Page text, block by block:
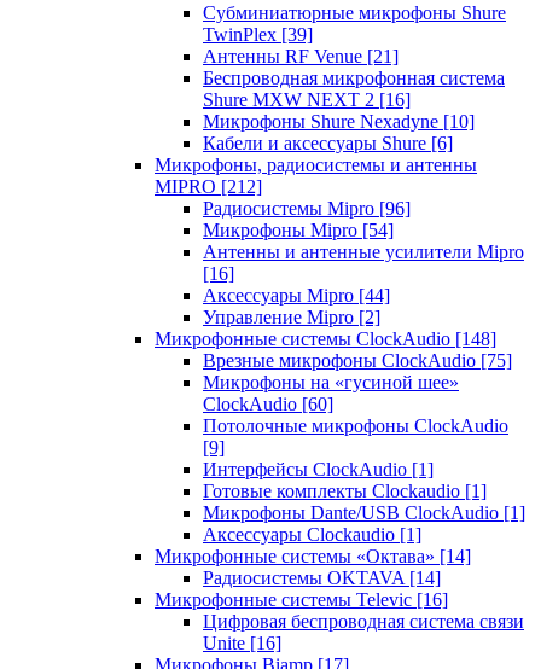
Субминиатюрные микрофоны Shure
TwinPlex [39]
Антенны RF Venue [21]
Беспроводная микрофонная система
Shure MXW NEXT 2 [16]
Микрофоны Shure Nexadyne [10]
Кабели и аксессуары Shure [6]
Микрофоны, радиосистемы и антенны
MIPRO [212]
Радиосистемы Mipro [96]
Микрофоны Mipro [54]
Антенны и антенные усилители Mipro
[16]
Аксессуары Mipro [44]
Управление Mipro [2]
Микрофонные системы ClockAudio [148]
Врезные микрофоны ClockAudio [75]
Микрофоны на «гусиной шее»
ClockAudio [60]
Потолочные микрофоны ClockAudio
[9]
Интерфейсы ClockAudio [1]
Готовые комплекты Clockaudio [1]
Микрофоны Dante/USB ClockAudio [1]
Аксессуары Clockaudio [1]
Микрофонные системы «Октава» [14]
Радиосистемы OKTAVA [14]
Микрофонные системы Televic [16]
Цифровая беспроводная система связи
Unite [16]
Микрофоны Biamp [17]